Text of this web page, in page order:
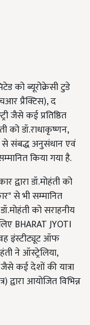
को ब्यूरोक्रेसी टुडे
प्रैक्टिस),द
जैसे कई प्रतिष्ठित
को डॉ.राधाकृष्णन,
से संबद्ध अनुसंधान एवं
किया गया है.
द्वारा डॉ.मोहंती को
"से भी सम्मानित
.मोहंती को सराहनीय
BHARAT JYOTI
इंस्टीट्यूट ऑफ
ने ऑस्ट्रेलिया,
कई देशों की यात्रा
)द्वारा आयोजित विभिन्न